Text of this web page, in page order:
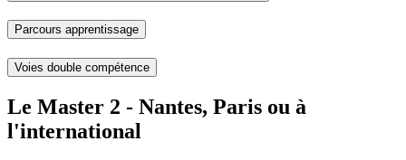
Parcours apprentissage
Voies double compétence
Le Master 2 - Nantes, Paris ou à
l'international